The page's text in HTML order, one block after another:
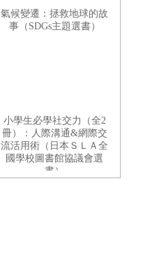
氣候變遷：拯救地球的故
事（SDGs主題選書）
小學生必學社交力（全2
冊）：人際溝通&網際交
流活用術（日本ＳＬＡ全
國學校圖書館協議會選
書）